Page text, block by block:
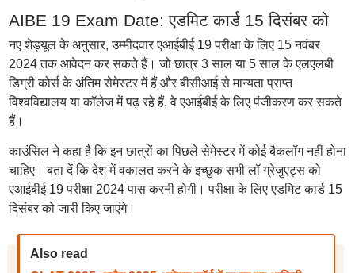
AIBE 19 Exam Date: एडमिट कार्ड 15 दिसंबर को
नए शेड्यूल के अनुसार, उम्मीदवार एआईबीई 19 परीक्षा के लिए 15 नवंबर
2024 तक आवेदन कर सकते हैं। जो छात्र 3 साल या 5 साल के एलएलबी
डिग्री कोर्स के अंतिम सेमेस्टर में हैं और बीसीआई से मान्यता प्राप्त
विश्वविद्यालय या कॉलेज में पढ़ रहे हैं, वे एआईबीई के लिए पंजीकरण कर सकते
हैं।
काउंसिल ने कहा है कि इन छात्रों का पिछले सेमेस्टर में कोई बैकलॉग नहीं होना
चाहिए। बता दें कि देश में वकालत करने के इच्छुक सभी लॉ ग्रेजुएट्स को
एआईबीई 19 परीक्षा 2024 पास करनी होगी। परीक्षा के लिए एडमिट कार्ड 15
दिसंबर को जारी किए जाएंगे।
Also read